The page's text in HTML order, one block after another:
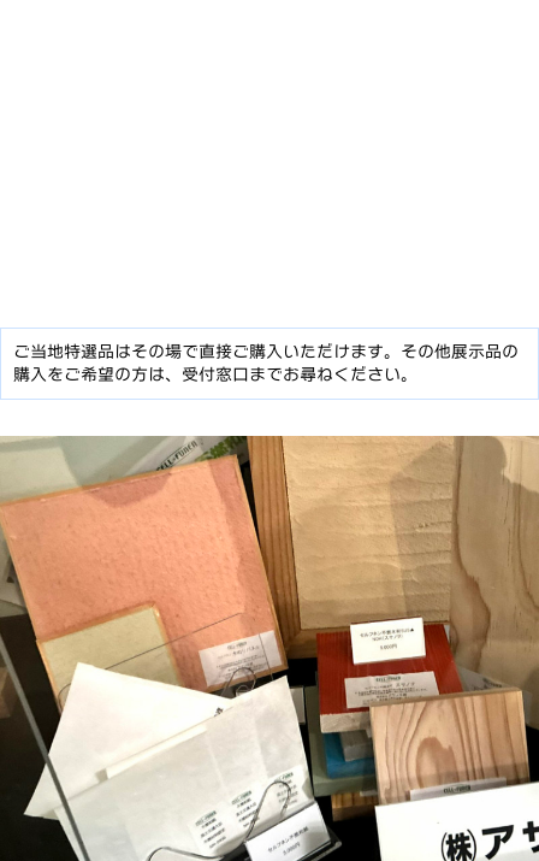
ご当地特選品はその場で直接ご購入いただけます。その他展示品の
購入をご希望の方は、受付窓口までお尋ねください。